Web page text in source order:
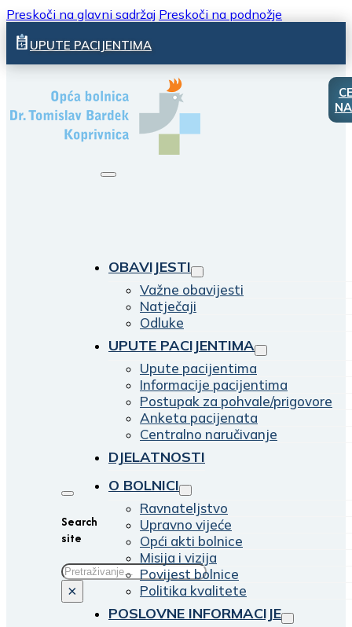
Preskoči na glavni sadržaj Preskoči na podnožje
UPUTE PACIJENTIMA
Search
site
Traži
×
OBAVIJESTI
Važne obavijesti
Natječaji
Odluke
UPUTE PACIJENTIMA
Upute pacijentima
Informacije pacijentima
Postupak za pohvale/prigovore
Anketa pacijenata
Centralno naručivanje
DJELATNOSTI
O BOLNICI
Ravnateljstvo
Upravno vijeće
Opći akti bolnice
Misija i vizija
Povijest bolnice
Politika kvalitete
POSLOVNE INFORMACIJE